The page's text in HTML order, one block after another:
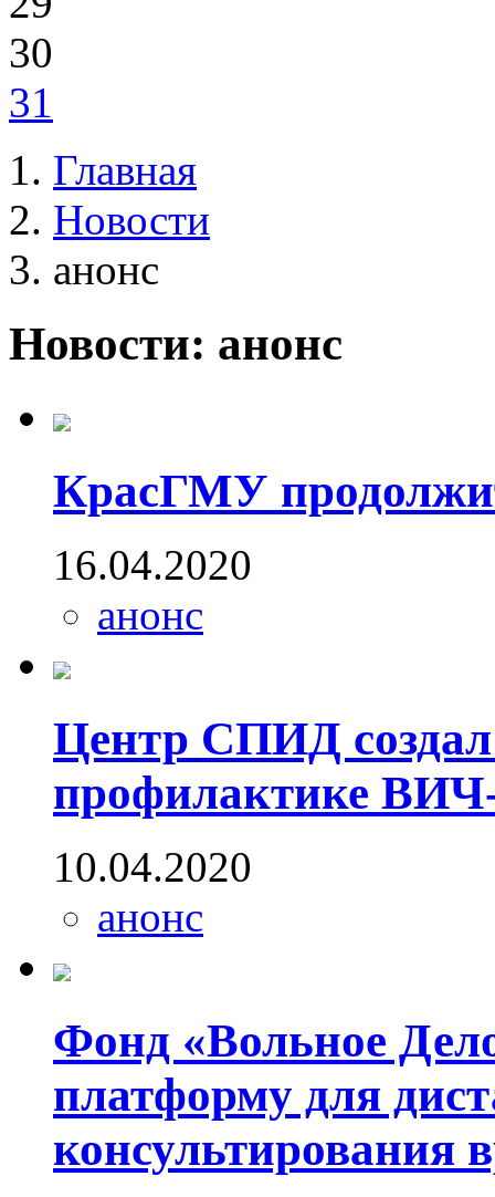
30
31
Главная
Новости
анонс
Новости: анонс
КрасГМУ
16.04.2020
анонс
Центр СПИД
профилактике
10.04.2020
анонс
Фонд «Вольное
платформу для
консультирования